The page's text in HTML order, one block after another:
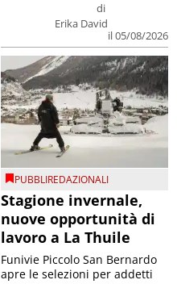
di
Erika David
il 05/08/2026
PUBBLIREDAZIONALI
Stagione invernale,
nuove opportunità di
lavoro a La Thuile
Funivie Piccolo San Bernardo
apre le selezioni per addetti